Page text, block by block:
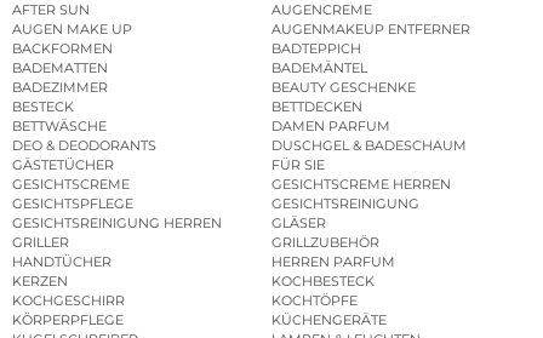
AFTER SUN
AUGENCREME
AUGEN MAKE UP
AUGENMAKEUP ENTFERNER
BACKFORMEN
BADTEPPICH
BADEMATTEN
BADEMÄNTEL
BADEZIMMER
BEAUTY GESCHENKE
BESTECK
BETTDECKEN
BETTWÄSCHE
DAMEN PARFUM
DEO & DEODORANTS
DUSCHGEL & BADESCHAUM
GÄSTETÜCHER
FÜR SIE
GESICHTSCREME
GESICHTSCREME HERREN
GESICHTSPFLEGE
GESICHTSREINIGUNG
GESICHTSREINIGUNG HERREN
GLÄSER
GRILLER
GRILLZUBEHÖR
HANDTÜCHER
HERREN PARFUM
KERZEN
KOCHBESTECK
KOCHGESCHIRR
KOCHTÖPFE
KÖRPERPFLEGE
KÜCHENGERÄTE